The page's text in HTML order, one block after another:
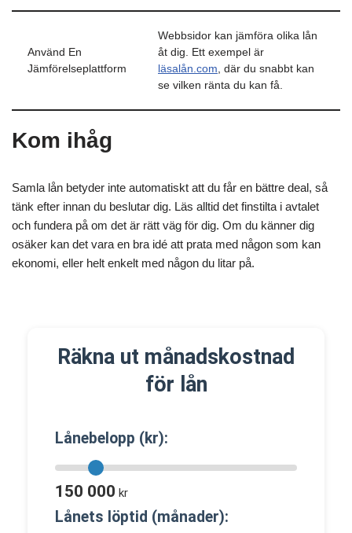
Använd En
Jämförelseplattform
Webbsidor kan jämföra olika lån
åt dig. Ett exempel är
läsalån.com , där du snabbt kan
se vilken ränta du kan få.
Kom ihåg
Samla lån betyder inte automatiskt att du får en bättre deal, så
tänk efter innan du beslutar dig. Läs alltid det finstilta i avtalet
och fundera på om det är rätt väg för dig. Om du känner dig
osäker kan det vara en bra idé att prata med någon som kan
ekonomi, eller helt enkelt med någon du litar på.
Räkna ut månadskostnad
för lån
Lånebelopp (kr):
150 000 kr
Lånets löptid (månader):